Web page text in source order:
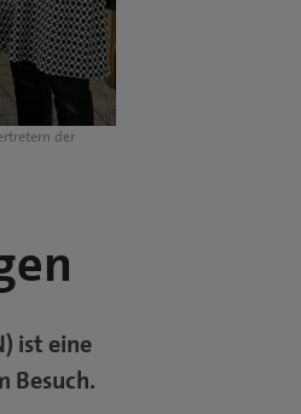
der
ist eine
Besuch.